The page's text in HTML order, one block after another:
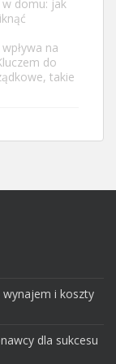
domu: jak
na
do
takie
i koszty
dla sukcesu